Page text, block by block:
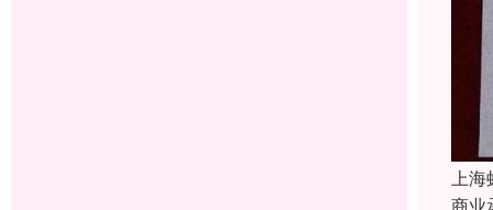
上海